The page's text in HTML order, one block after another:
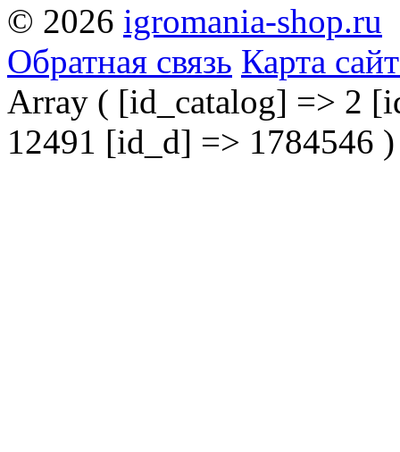
© 2026 igromania-shop.ru
Обратная связь Карта
Array ( [id_catalog] => 2
12491 [id_d] => 1784546 )